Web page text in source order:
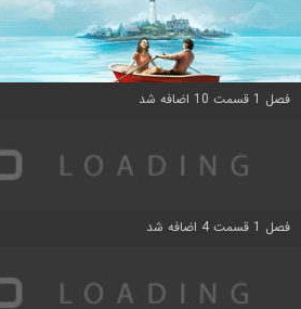
فصل 1 قسمت 10 اضافه شد
فصل 1 قسمت 4 اضافه شد